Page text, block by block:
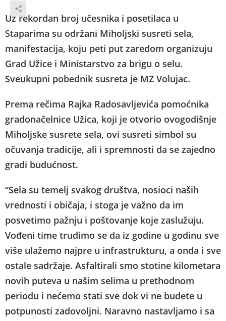
Uz rekordan broj učesnika i posetilaca u
Staparima su održani Miholjski susreti sela,
manifestacija, koju peti put zaredom organizuju
Grad Užice i Ministarstvo za brigu o selu.
Sveukupni pobednik susreta je MZ Volujac.
Prema rečima Rajka Radosavljevića pomoćnika
gradonačelnice Užica, koji je otvorio ovogodišnje
Miholjske susrete sela, ovi susreti simbol su
očuvanja tradicije, ali i spremnosti da se zajedno
gradi budućnost.
“Sela su temelj svakog društva, nosioci naših
vrednosti i običaja, i stoga je važno da im
posvetimo pažnju i poštovanje koje zaslužuju.
Vođeni time trudimo se da iz godine u godinu sve
više ulažemo najpre u infrastrukturu, a onda i sve
ostale sadržaje. Asfaltirali smo stotine kilometara
novih puteva u našim selima u prethodnom
periodu i nećemo stati sve dok vi ne budete u
potpunosti zadovoljni. Naravno nastavljamo i sa